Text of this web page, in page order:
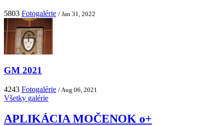
5803 Fotogalérie / Jan 31, 2022
GM 2021
4243 Fotogalérie / Aug 06, 2021
Všetky galérie
APLIKÁCIA MOČENOK o+